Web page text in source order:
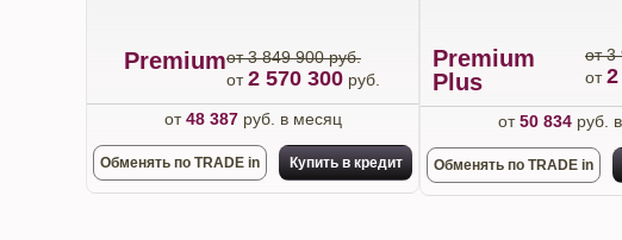
Premiumот 3 849 900 руб.
от2 570 300 руб.
от48 387руб. в месяц
Обменять по TRADE in Купить в кредит
Premium
Plus
от 3
от
от50 834руб.
Обменять по TRADE in